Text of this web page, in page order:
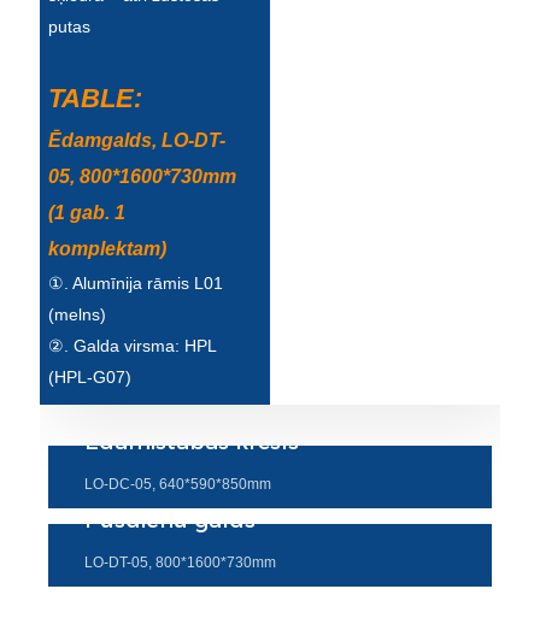
putas
TABLE:
Ēdamgalds, LO-DT-
05, 800*1600*730mm
(1 gab. 1
komplektam)
①. Alumīnija rāmis L01
(melns)
②. Galda virsma: HPL
(HPL-G07)
Ēdamistabas krēsls
LO-DC-05, 640*590*850mm
Pusdienu galds
LO-DT-05, 800*1600*730mm